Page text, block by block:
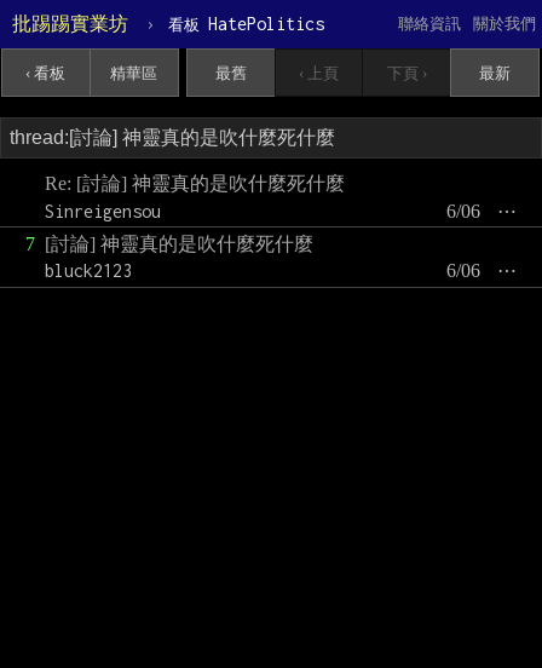
批踢踢實業坊 › 看板 HatePolitics 關於我們
聯絡資訊
‹ 看板 精華區 最舊 ‹ 上頁 下頁 › 最新
Re: [討論] 神靈真的是吹什麼死什麼
Sinreigensou
⋯
6/06
7 [討論] 神靈真的是吹什麼死什麼
bluck2123
⋯
6/06